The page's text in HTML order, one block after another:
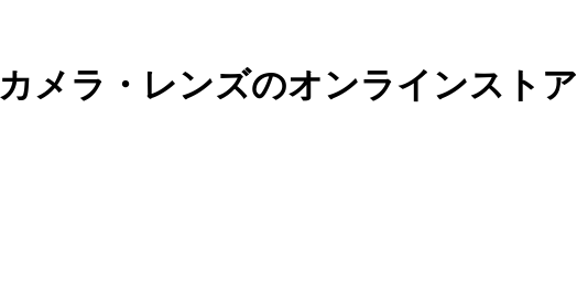
カメラ・レンズのオンラインストア